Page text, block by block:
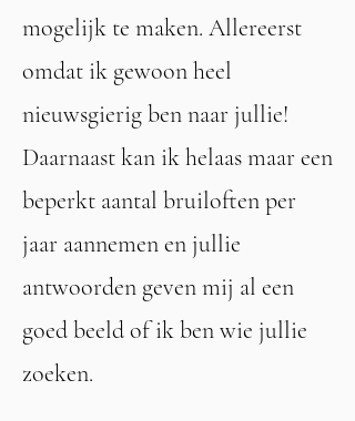
mogelijk te maken. Allereerst
omdat ik gewoon heel
nieuwsgierig ben naar jullie!
Daarnaast kan ik helaas maar een
beperkt aantal bruiloften per
jaar aannemen en jullie
antwoorden geven mij al een
goed beeld of ik ben wie jullie
zoeken.